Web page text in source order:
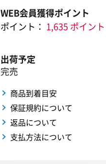
WEB会員獲得ポイント
ポイント： 1,635 ポイント
出荷予定
完売
商品到着目安
保証規約について
返品について
支払方法について